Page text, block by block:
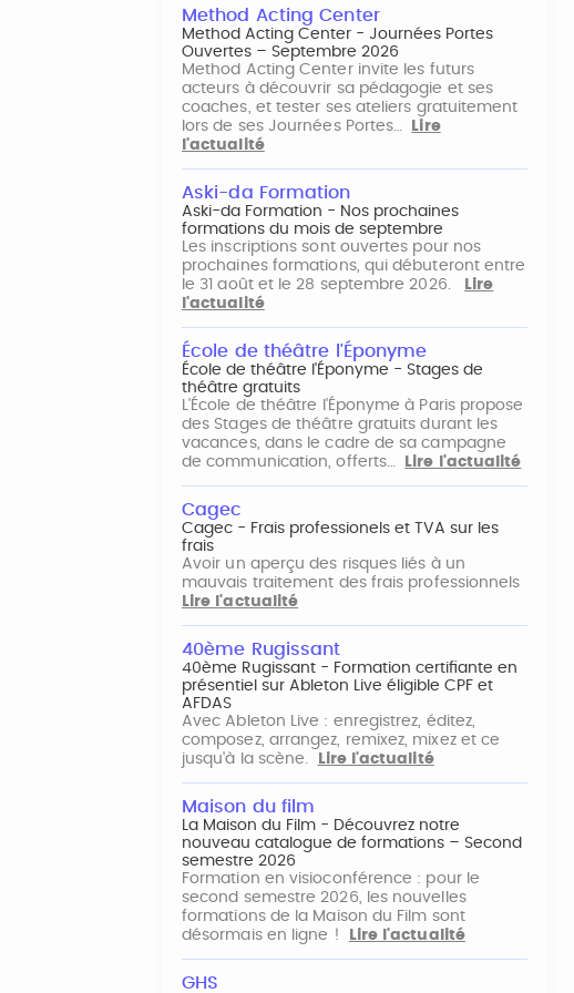
Method Acting Center
Method Acting Center - Journées Portes
Ouvertes – Septembre 2026
Method Acting Center invite les futurs
acteurs à découvrir sa pédagogie et ses
coaches, et tester ses ateliers gratuitement
lors de ses Journées Portes…
Lire
l'actualité
Aski-da Formation
Aski-da Formation - Nos prochaines
formations du mois de septembre
Les inscriptions sont ouvertes pour nos
prochaines formations, qui débuteront entre
le 31 août et le 28 septembre 2026.
Lire
l'actualité
École de théâtre l'Éponyme
École de théâtre l'Éponyme - Stages de
théâtre gratuits
L'École de théâtre l'Éponyme à Paris propose
des Stages de théâtre gratuits durant les
vacances, dans le cadre de sa campagne
de communication, offerts…
Lire l'actualité
Cagec
Cagec - Frais professionels et TVA sur les
frais
Avoir un aperçu des risques liés à un
mauvais traitement des frais professionnels
Lire l'actualité
40ème Rugissant
40ème Rugissant - Formation certifiante en
présentiel sur Ableton Live éligible CPF et
AFDAS
Avec Ableton Live : enregistrez, éditez,
composez, arrangez, remixez, mixez et ce
jusqu'à la scène.
Lire l'actualité
Maison du film
La Maison du Film - Découvrez notre
nouveau catalogue de formations – Second
semestre 2026
Formation en visioconférence : pour le
second semestre 2026, les nouvelles
formations de la Maison du Film sont
désormais en ligne !
Lire l'actualité
GHS